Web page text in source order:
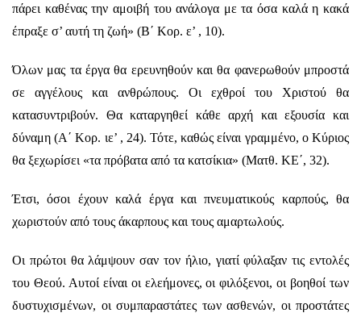
πάρει καθένας την αμοιβή του ανάλογα με τα όσα καλά η κακά
έπραξε σ’ αυτή τη ζωή» (Β΄ Κορ. ε’ , 10).
Όλων μας τα έργα θα ερευνηθούν και θα φανερωθούν μπροστά
σε αγγέλους και ανθρώπους. Οι εχθροί του Χριστού θα
κατασυντριβούν. Θα καταργηθεί κάθε αρχή και εξουσία και
δύναμη (Α΄ Κορ. ιε’ , 24). Τότε, καθώς είναι γραμμένο, ο Κύριος
θα ξεχωρίσει «τα πρόβατα από τα κατσίκια» (Ματθ. ΚΕ΄, 32).
Έτσι, όσοι έχουν καλά έργα και πνευματικούς καρπούς, θα
χωριστούν από τους άκαρπους και τους αμαρτωλούς.
Οι πρώτοι θα λάμψουν σαν τον ήλιο, γιατί φύλαξαν τις εντολές
του Θεού. Αυτοί είναι οι ελεήμονες, οι φιλόξενοι, οι βοηθοί των
δυστυχισμένων, οι συμπαραστάτες των ασθενών, οι προστάτες